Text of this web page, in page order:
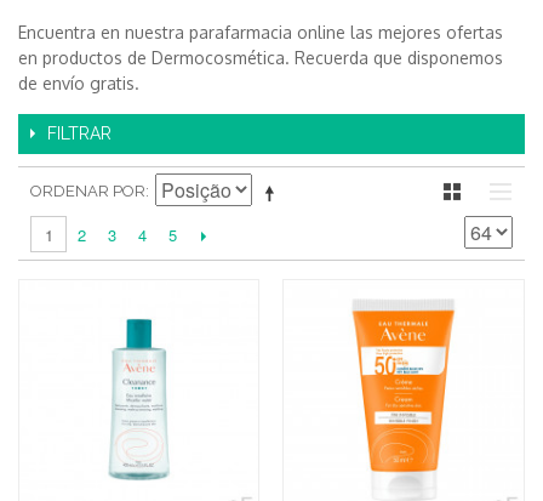
Encuentra en nuestra parafarmacia online las mejores ofertas
en productos de Dermocosmética. Recuerda que disponemos
de envío gratis.
FILTRAR
ORDENAR POR
1 2 3 4 5